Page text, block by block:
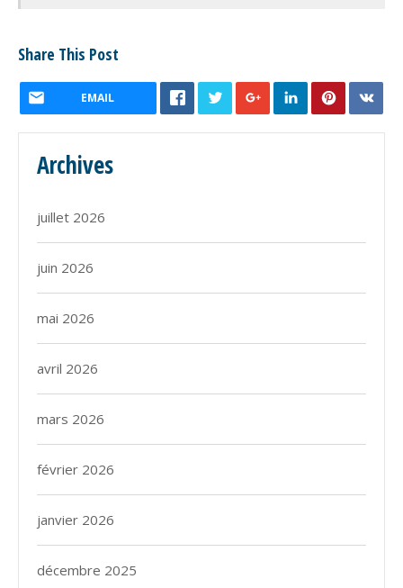
Share This Post
EMAIL
Archives
juillet 2026
juin 2026
mai 2026
avril 2026
mars 2026
février 2026
janvier 2026
décembre 2025